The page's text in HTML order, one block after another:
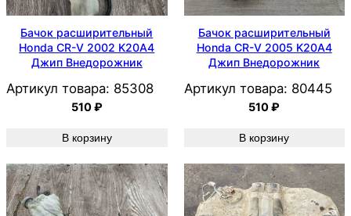
Бачок расширительный
Honda CR-V 2002 K20A4
Джип Внедорожник
Артикул товара: 85308
510₽
В корзину
Бачок расширительный
Honda CR-V 2005 K20A4
Джип Внедорожник
Артикул товара: 80445
510₽
В корзину